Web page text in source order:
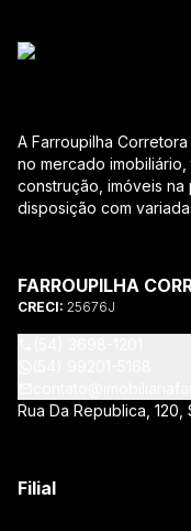
A Farroupilha
no mercado
construção, imóveis na
disposição com
ao CRECI-RS –
todas as suas dúvidas
salas comerciais e outros
vantagens que a
financiamento
assertividade na
FARROUPILHA
CRECI: 25676J
Rua Da Republica, 120,
Filial